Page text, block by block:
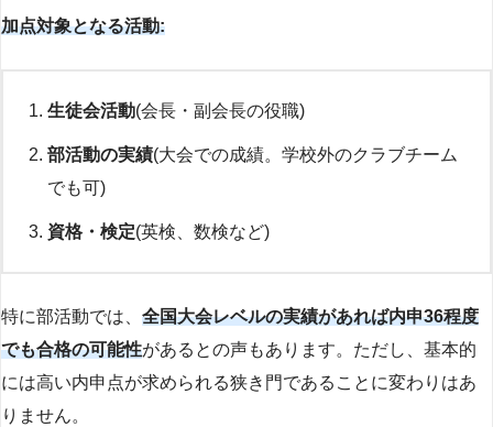
加点対象となる活動:
生徒会活動(会長・副会長の役職)
部活動の実績(大会での成績。学校外のクラブチーム
でも可)
資格・検定(英検、数検など)
特に部活動では、 全国大会レベルの実績があれば内申36程度
でも合格の可能性があるとの声もあります。ただし、基本的
には高い内申点が求められる狭き門であることに変わりはあ
りません。